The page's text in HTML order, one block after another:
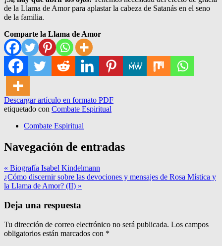
de la Llama de Amor para aplastar la cabeza de Satanás en el seno
de la familia.
Comparte la Llama de Amor
Descargar artículo en formato PDF
etiquetado con Combate Espiritual
Combate Espiritual
Navegación de entradas
« Biografía Isabel Kindelmann
¿Cómo discernir sobre las devociones y mensajes de Rosa Mística y
la Llama de Amor? (II) »
Deja una respuesta
Tu dirección de correo electrónico no será publicada. Los campos
obligatorios están marcados con *